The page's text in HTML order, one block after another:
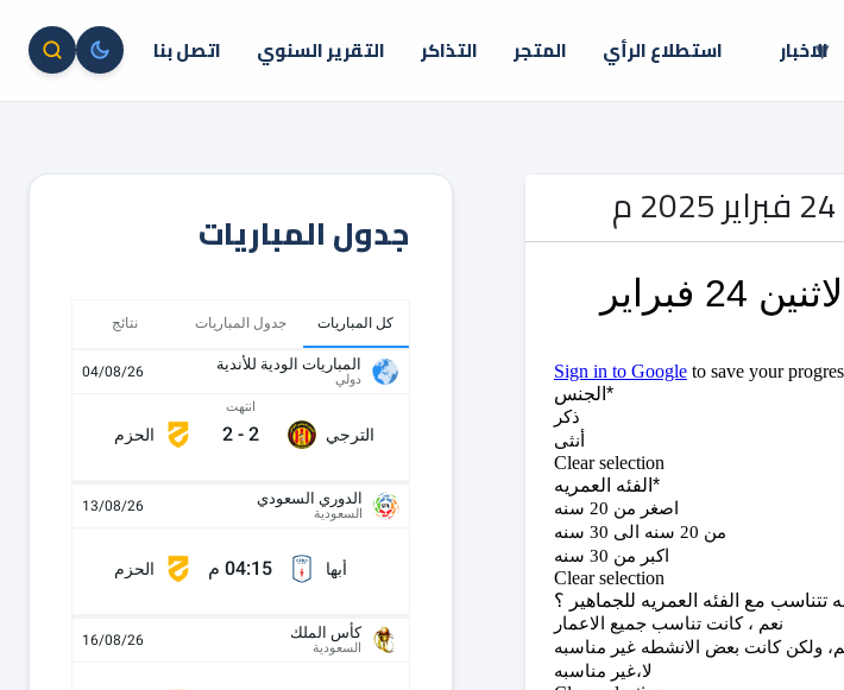
الاخبار استطلاع الرأي المتجر التذاكر التقرير السنوي اتصل بنا
جدول المباريات
كل المباريات جدول المباريات نتائج
المباريات الودية للأندية
دولي 04/08/26
الترجي
انتهت
2
-
2 الحزم
الدوري السعودي
السعودية 13/08/26
أبها 04:15 م الحزم
كأس الملك
السعودية 16/08/26